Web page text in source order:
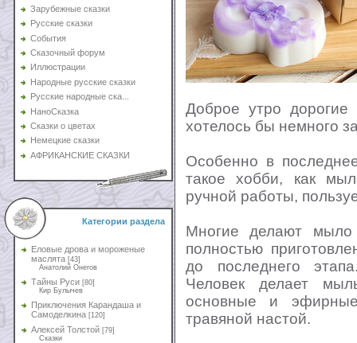
Зарубежные сказки
Русские сказки
События
Сказочный форум
Иллюстрации
Народные русские сказки
Русские народные ска...
НаноСказка
Сказки о цветах
Немецкие сказки
АФРИКАНСКИЕ СКАЗКИ
Категории раздела
Еловые дрова и мороженые
маслята [43]
Анатолий Онегов
Тайны Руси [80]
Кир Булычев
Приключения Карандаша и
Самоделкина [120]
Алексей Толстой [79]
Сказки
Доброе утро дорогие
хотелось бы немного
Особенно в
такое хобби, как
ручной работы,
Многие делают
полностью
до последнего
Человек делает
основные и
травяной настой.